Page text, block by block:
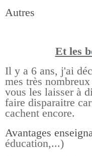
Autres
Et les
Il y a 6 ans, j'ai
mes très
vous les laisser à
faire disparaitre
cachent encore.
Avantages
éducation,...)